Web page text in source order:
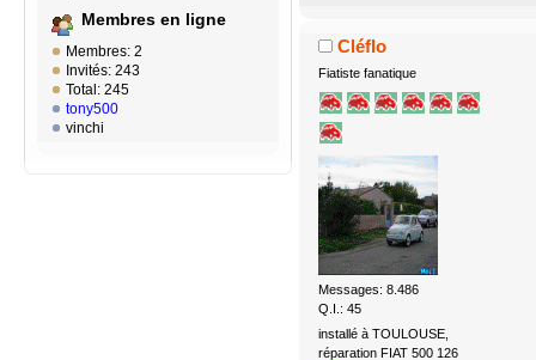
Membres en ligne
Membres: 2
Invités: 243
Total: 245
tony500
vinchi
Cléflo
Fiatiste fanatique
Messages: 8.486
Q.I.: 45
installé à TOULOUSE,
réparation FIAT 500 126